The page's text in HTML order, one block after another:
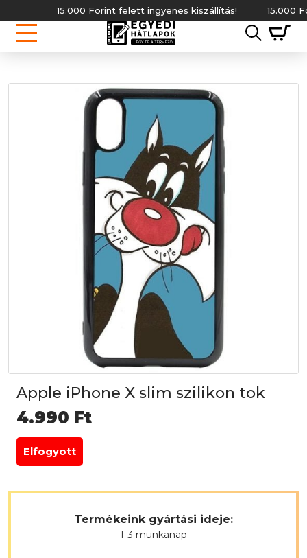
15.000 Forint felett ingyenes kiszállítás! 15.000
Apple iPhone X slim szilikon tok
4.990 Ft
Elfogyott
Termékeink gyártási ideje:
1-3 munkanap